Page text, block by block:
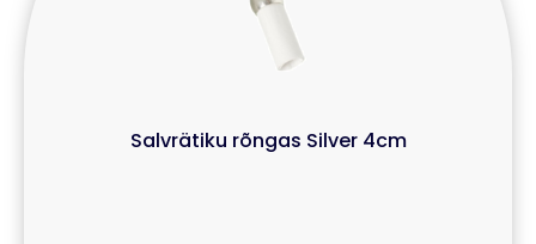
Salvrätiku rõngas Silver 4cm